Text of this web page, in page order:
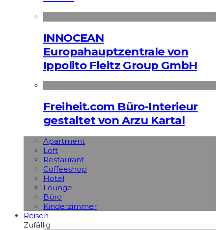
INNOCEAN
Europahauptzentrale von
Ippolito Fleitz Group GmbH
Freiheit.com Büro-Interieur
gestaltet von Arzu Kartal
Apart­ment
Loft
Restaurant
Coffeeshop
Hotel
Lounge
Büro
Kinderzimmer
Reisen
Zufällig